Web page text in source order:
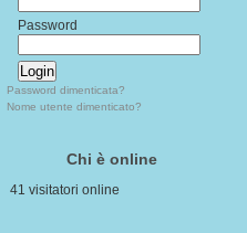
Password
Password dimenticata?
Nome utente dimenticato?
Chi è online
41 visitatori online